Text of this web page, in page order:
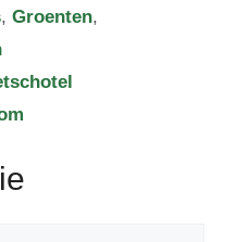
,Groenten,